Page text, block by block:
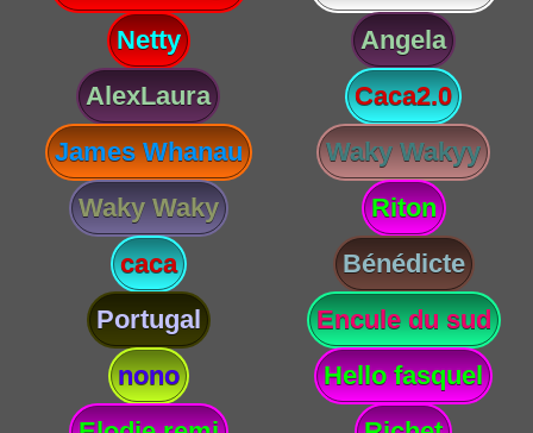
Netty
Angela
AlexLaura
Caca2.0
James Whanau
Waky Wakyy
Waky Waky
Riton
caca
Bénédicte
Portugal
Encule du sud
nono
Hello fasquel